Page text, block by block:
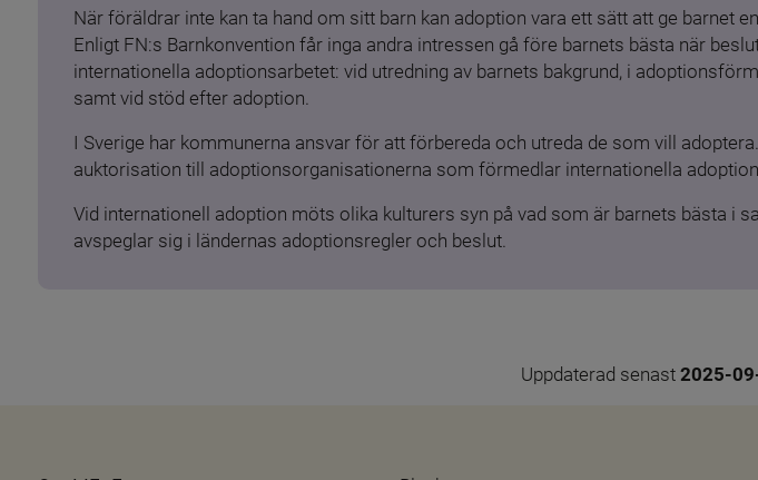
När föräldrar inte kan ta hand om sitt barn kan adoption vara ett sätt att ge barnet
Enligt FN:s Barnkonvention får inga andra intressen gå före barnets bästa när
internationella adoptionsarbetet: vid utredning av barnets bakgrund, i
samt vid stöd efter adoption.
I Sverige har kommunerna ansvar för att förbereda och utreda de som vill
auktorisation till adoptionsorganisationerna som förmedlar internationella
Vid internationell adoption möts olika kulturers syn på vad som är barnets bästa i
avspeglar sig i ländernas adoptionsregler och beslut.
Uppdaterad senast 2025-